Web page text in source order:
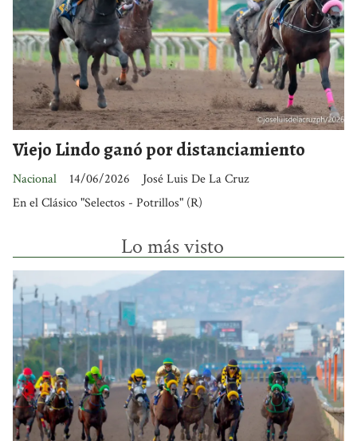
Viejo Lindo ganó por distanciamiento
José Luis De La Cruz
Nacional
14/06/2026
En el Clásico "Selectos - Potrillos" (R)
Lo más visto